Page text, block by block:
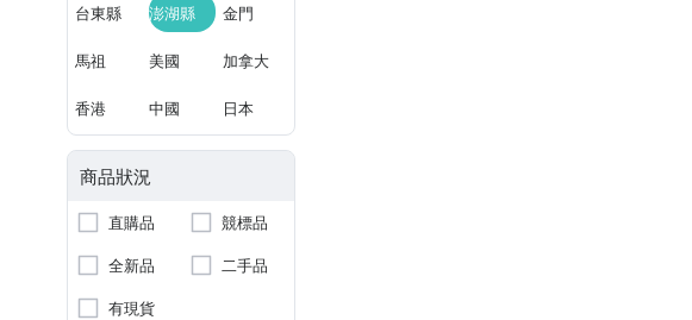
台東縣 澎湖縣 金門
馬祖 美國 加拿大
香港 中國 日本
商品狀況
直購品
競標品
全新品
二手品
有現貨